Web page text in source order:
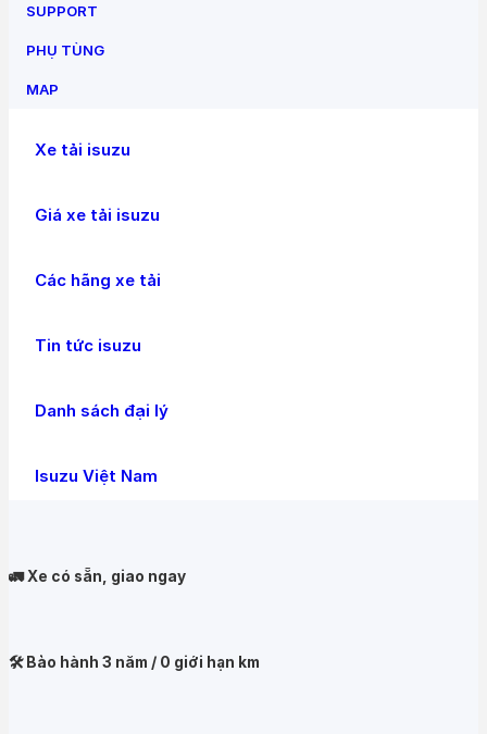
SUPPORT
PHỤ TÙNG
MAP
Xe tải isuzu
Giá xe tải isuzu
Các hãng xe tải
Tin tức isuzu
Danh sách đại lý
Isuzu Việt Nam
🚛 Xe có sẵn, giao ngay
🛠️ Bảo hành 3 năm / 0 giới hạn km